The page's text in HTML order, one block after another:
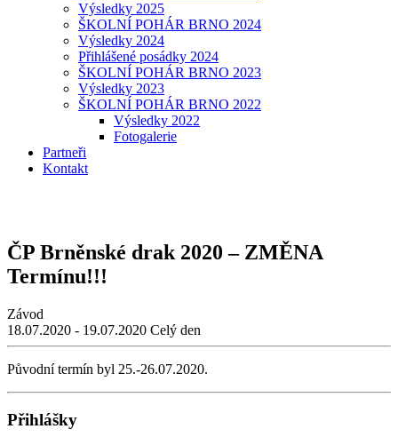
Výsledky 2025
ŠKOLNÍ POHÁR BRNO 2024
Výsledky 2024
Přihlášené posádky 2024
ŠKOLNÍ POHÁR BRNO 2023
Výsledky 2023
ŠKOLNÍ POHÁR BRNO 2022
Výsledky 2022
Fotogalerie
Partneři
Kontakt
ČP Brněnské drak 2020 – ZMĚNA
Termínu!!!
Závod
18.07.2020 - 19.07.2020 Celý den
Původní termín byl 25.-26.07.2020.
Přihlášky